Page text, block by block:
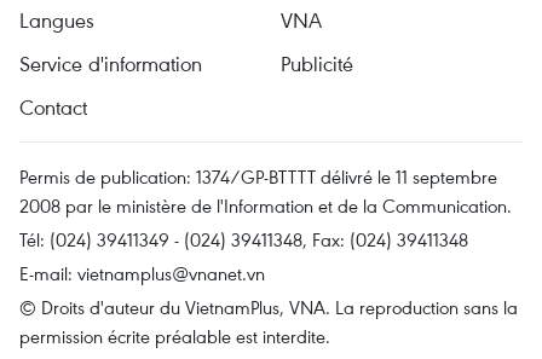
Langues
VNA
Service d'information
Publicité
Contact
Permis de publication: 1374/GP-BTTTT délivré le 11 septembre
2008 par le ministère de l'Information et de la Communication.
Tél: (024) 39411349 - (024) 39411348, Fax: (024) 39411348
E-mail: vietnamplus@vnanet.vn
© Droits d'auteur du VietnamPlus, VNA. La reproduction sans la
permission écrite préalable est interdite.